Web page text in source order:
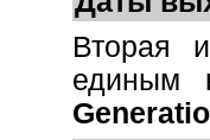
Вторая
единым